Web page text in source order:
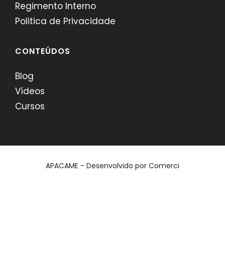
Regimento Interno
Politica de Privacidade
CONTEÚDOS
Blog
Vídeos
Cursos
APACAME - Desenvolvido por Comerci